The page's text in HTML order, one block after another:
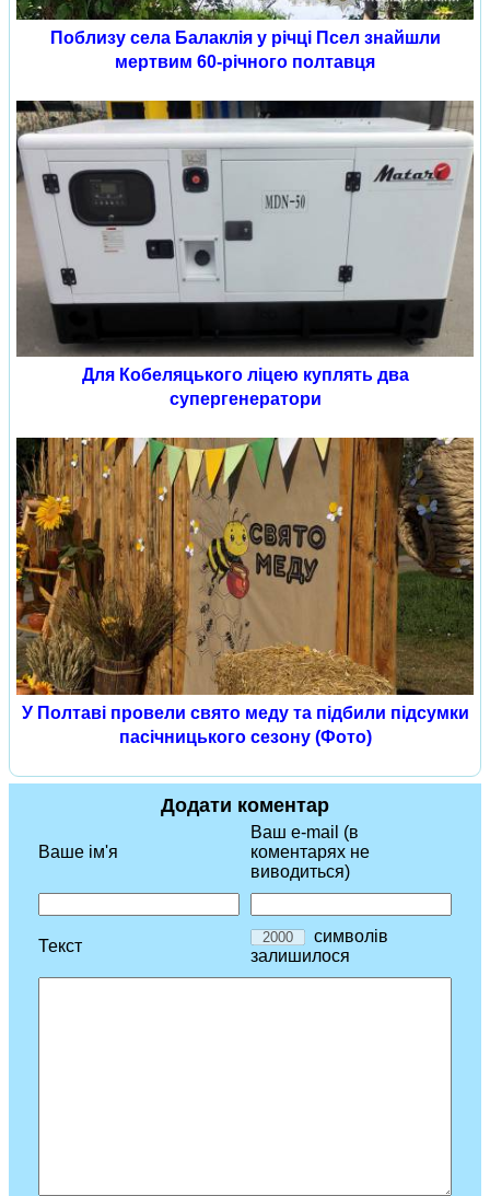
Поблизу села Балаклія у річці Псел знайшли
мертвим 60-річного полтавця
Для Кобеляцького ліцею куплять два
супергенератори
У Полтаві провели свято меду та підбили підсумки
пасічницького сезону (Фото)
Додати коментар
Ваше ім'я
Ваш e-mail (в
коментарях не
виводиться)
Текст
символів
залишилося